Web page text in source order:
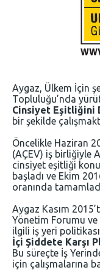
Aygaz, Ülkem İçin
Topluluğu’nda
Cinsiyet Eşitliğini
bir şekilde
Öncelikle Haziran
(AÇEV) iş birliğiyle
cinsiyet eşitliği
başladı ve Ekim
oranında
Aygaz Kasım
Yönetim Forumu ve
ilgili iş yeri
İçi Şiddete Karşı
Bu süreçte İş
için çalışmalarına